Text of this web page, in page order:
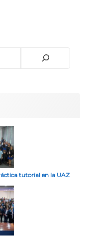
tutorial en la UAZ